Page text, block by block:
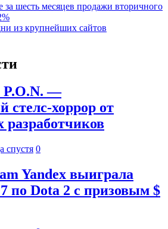
шесть месяцев продажи вторичного
из крупнейших сайтов
P.O.N. —
стелс-хоррор от
разработчиков
спустя 0
Yandex выиграла
по Dota 2 с призовым $